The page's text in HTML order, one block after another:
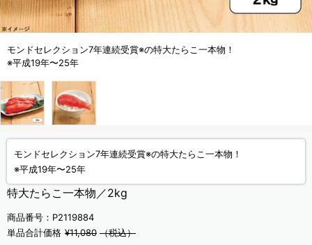
モンドセレクション7年連続受賞※の特大たらこ一本物！
※平成19年〜25年
モンドセレクション7年連続受賞※の特大たらこ一本物！
※平成19年〜25年
特大たらこ一本物／2kg
商品番号：P2119884
単品合計価格 ¥11,080 （税込）